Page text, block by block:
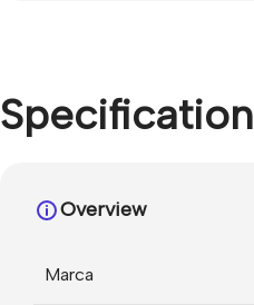
Specification
Overview
Marca